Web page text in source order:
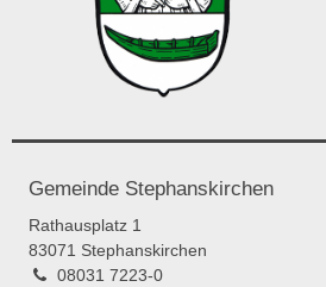
Gemeinde Stephanskirchen
Rathausplatz 1
83071 Stephanskirchen
08031 7223-0